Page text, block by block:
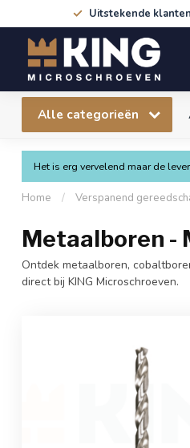
Uitstekende
Alle categorieën
Het is erg vervelend maar de
Home / Verspanend
Metaalboren -
Ontdek metaalboren,
direct bij KING Microschroeven.